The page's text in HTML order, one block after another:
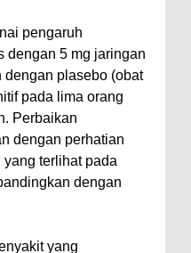
pengaruh
dengan 5 mg jaringan
dengan plasebo (obat
pada lima orang
Perbaikan
dengan perhatian
terlihat pada
dengan
yang